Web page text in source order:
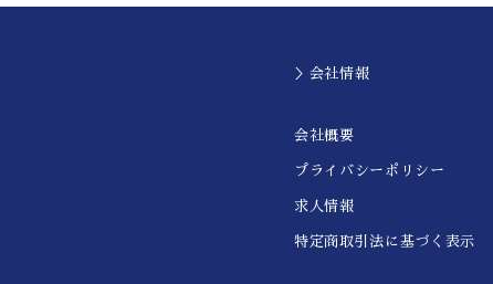
＞会社情報
会社概要
プライバシーポリシー
求人情報
特定商取引法に基づく表示